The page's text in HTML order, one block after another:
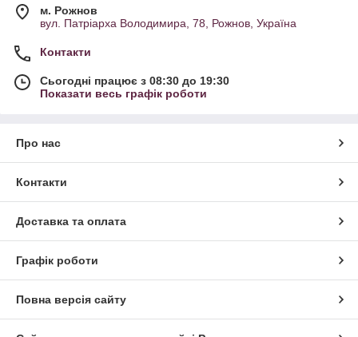
м. Рожнов
вул. Патріарха Володимира, 78, Рожнов, Україна
Контакти
Сьогодні працює з 08:30 до 19:30
Показати весь графік роботи
Про нас
Контакти
Доставка та оплата
Графік роботи
Повна версія сайту